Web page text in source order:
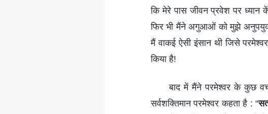
कि मेरे पास जीवन प्रवेश पर
फिर भी मैंने अगुआओं को मुझे अनुपयुक्त
मैं वाकई ऐसी इंसान थी जिसे
किया है!
बाद में मैंने परमेश्वर के कुछ
सर्वशक्तिमान परमेश्वर कहता है : “